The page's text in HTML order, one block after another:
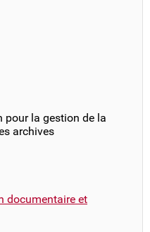
pour la gestion de la
archives
documentaire et